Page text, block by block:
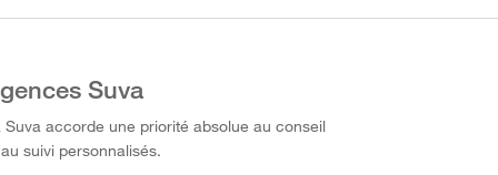
Suva
Suva accorde une priorité absolue au conseil
suivi personnalisés.